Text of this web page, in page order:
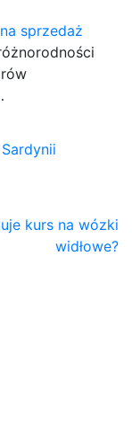
sprzedaż
kurs na wózki
widłowe?